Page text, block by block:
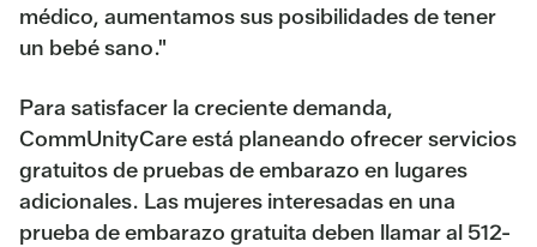
médico, aumentamos sus posibilidades de tener
un bebé sano."
Para satisfacer la creciente demanda,
CommUnityCare está planeando ofrecer servicios
gratuitos de pruebas de embarazo en lugares
adicionales. Las mujeres interesadas en una
prueba de embarazo gratuita deben llamar al 512-